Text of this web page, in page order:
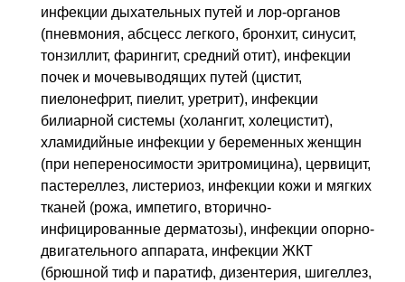
инфекции дыхательных путей и лор-органов
(пневмония, абсцесс легкого, бронхит, синусит,
тонзиллит, фарингит, средний отит), инфекции
почек и мочевыводящих путей (цистит,
пиелонефрит, пиелит, уретрит), инфекции
билиарной системы (холангит, холецистит),
хламидийные инфекции у беременных женщин
(при непереносимости эритромицина), цервицит,
пастереллез, листериоз, инфекции кожи и мягких
тканей (рожа, импетиго, вторично-
инфицированные дерматозы), инфекции опорно-
двигательного аппарата, инфекции ЖКТ
(брюшной тиф и паратиф, дизентерия, шигеллез,